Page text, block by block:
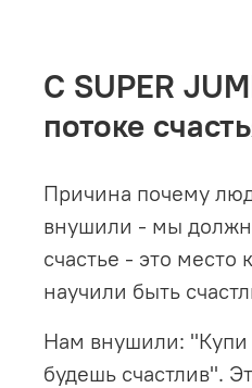
С SUPER
потоке
Причина почему
внушили - мы
счастье - это
научили быть
Нам внушили: "Купи
будешь счастлив".